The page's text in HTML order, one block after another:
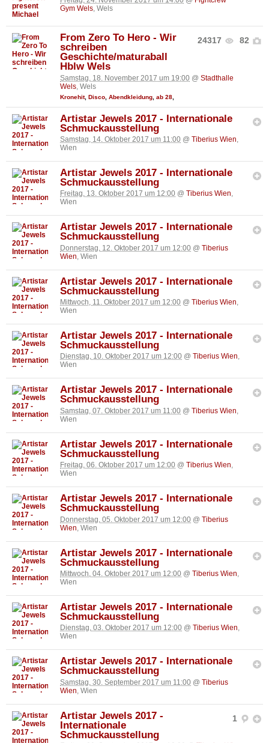
Gym Wels , Wels
24317 82
From Zero To Hero - Wir
schreiben
Geschichte/maturaball
Hblw Wels
Samstag, 18. November 2017 um 19:00 @ Stadthalle
Wels , Wels
Kronehit, Disco Abendkleidung ab 28
Artistar Jewels 2017 - Internationale
Schmuckausstellung
Samstag, 14. Oktober 2017 um 11:00 @ Tiberius Wien,
Wien
Artistar Jewels 2017 - Internationale
Schmuckausstellung
Freitag, 13. Oktober 2017 um 12:00 @ Tiberius Wien,
Wien
Artistar Jewels 2017 - Internationale
Schmuckausstellung
Donnerstag, 12. Oktober 2017 um 12:00 @ Tiberius
Wien , Wien
Artistar Jewels 2017 - Internationale
Schmuckausstellung
Mittwoch, 11. Oktober 2017 um 12:00 @ Tiberius Wien,
Wien
Artistar Jewels 2017 - Internationale
Schmuckausstellung
Dienstag, 10. Oktober 2017 um 12:00 @ Tiberius Wien,
Wien
Artistar Jewels 2017 - Internationale
Schmuckausstellung
Samstag, 07. Oktober 2017 um 11:00 @ Tiberius Wien,
Wien
Artistar Jewels 2017 - Internationale
Schmuckausstellung
Freitag, 06. Oktober 2017 um 12:00 @ Tiberius Wien,
Wien
Artistar Jewels 2017 - Internationale
Schmuckausstellung
Donnerstag, 05. Oktober 2017 um 12:00 @ Tiberius
Wien , Wien
Artistar Jewels 2017 - Internationale
Schmuckausstellung
Mittwoch, 04. Oktober 2017 um 12:00 @ Tiberius Wien,
Wien
Artistar Jewels 2017 - Internationale
Schmuckausstellung
Dienstag, 03. Oktober 2017 um 12:00 @ Tiberius Wien,
Wien
Artistar Jewels 2017 - Internationale
Schmuckausstellung
Samstag, 30. September 2017 um 11:00 @ Tiberius
Wien , Wien
1
Artistar Jewels 2017 -
Internationale
Schmuckausstellung